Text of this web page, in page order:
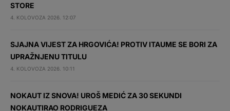
STORE
4. KOLOVOZA 2026. 12:07
SJAJNA VIJEST ZA HRGOVIĆA! PROTIV ITAUME SE BORI ZA
UPRAŽNJENU TITULU
4. KOLOVOZA 2026. 10:11
NOKAUT IZ SNOVA! UROŠ MEDIĆ ZA 30 SEKUNDI
NOKAUTIRAO RODRIGUEZA